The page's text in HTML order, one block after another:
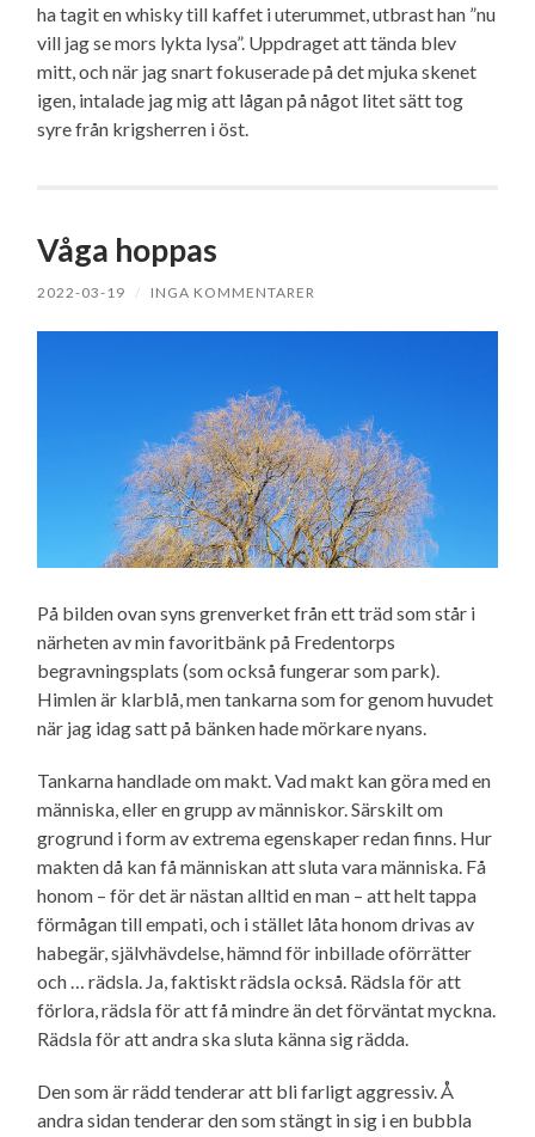
ha tagit en whisky till kaffet i uterummet, utbrast han ”nu
vill jag se mors lykta lysa”. Uppdraget att tända blev
mitt, och när jag snart fokuserade på det mjuka skenet
igen, intalade jag mig att lågan på något litet sätt tog
syre från krigsherren i öst.
Våga hoppas
2022-03-19 / INGA KOMMENTARER
På bilden ovan syns grenverket från ett träd som står i
närheten av min favoritbänk på Fredentorps
begravnings­plats (som också fungerar som park).
Himlen är klarblå, men tankarna som for genom huvudet
när jag idag satt på bänken hade mörkare nyans.
Tankarna handlade om makt. Vad makt kan göra med en
människa, eller en grupp av människor. Särskilt om
grogrund i form av extrema egenskaper redan finns. Hur
makten då kan få människan att sluta vara människa. Få
honom – för det är nästan alltid en man – att helt tappa
förmågan till empati, och i stället låta honom drivas av
habegär, självhävdelse, hämnd för inbillade oförrätter
och … rädsla. Ja, faktiskt rädsla också. Rädsla för att
förlora, rädsla för att få mindre än det förväntat myckna.
Rädsla för att andra ska sluta känna sig rädda.
Den som är rädd tenderar att bli farligt aggressiv. Å
andra sidan tenderar den som stängt in sig i en bubbla